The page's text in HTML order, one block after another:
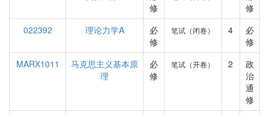
修
修
022392
理论力学A
必
修
笔试（闭卷） 4
必
修
MARX1011
马克思主义基本原
理
必
修
笔试（开卷） 2
政
治
通
修